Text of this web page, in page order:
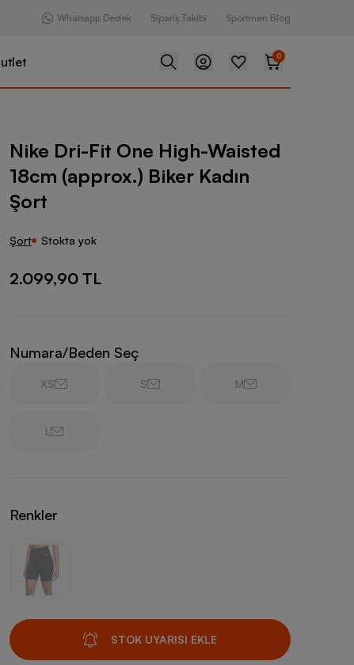
Whatsapp Destek Sipariş Takibi Sportmen Blog
0
High-Waisted 18cm (approx.) Biker Kadın Şort
Nike Dri-Fit One High-Waisted
18cm (approx.) Biker Kadın
Şort
Şort Stokta yok
2.099,90 TL
Numara/Beden Seç
XS S M
L
Renkler
STOK UYARISI EKLE